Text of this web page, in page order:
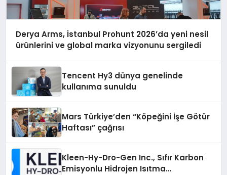
Derya Arms, İstanbul Prohunt 2026’da yeni nesil
ürünlerini ve global marka vizyonunu sergiledi
Tencent Hy3 dünya genelinde
kullanıma sunuldu
Mars Türkiye’den “Köpeğini İşe Götür
Haftası” çağrısı
Kleen-Hy-Dro-Gen Inc., Sıfır Karbon
Emisyonlu Hidrojen Isıtma